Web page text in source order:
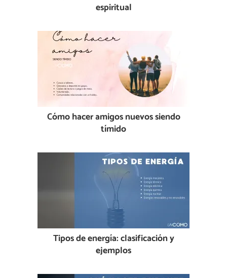
espiritual
Cómo hacer amigos nuevos siendo
tímido
Tipos de energía: clasificación y
ejemplos